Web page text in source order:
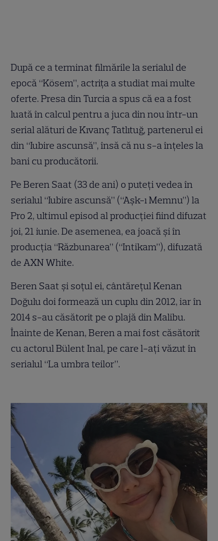
După ce a terminat filmările la serialul de
epocă “Kösem”, actriţa a studiat mai multe
oferte. Presa din Turcia a spus că ea a fost
luată în calcul pentru a juca din nou într-un
serial alături de Kıvanç Tatlıtuğ, partenerul ei
din “Iubire ascunsă”, însă că nu s-a înţeles la
bani cu producătorii.
Pe Beren Saat (33 de ani) o puteţi vedea în
serialul “Iubire ascunsă” (“Aşk-ı Memnu”) la
Pro 2, ultimul episod al producţiei fiind difuzat
joi, 21 iunie. De asemenea, ea joacă şi în
producţia “Răzbunarea” (“Intikam”), difuzată
de AXN White.
Beren Saat şi soţul ei, cântăreţul Kenan
Doğulu doi formează un cuplu din 2012, iar în
2014 s-au căsătorit pe o plajă din Malibu.
Înainte de Kenan, Beren a mai fost căsătorit
cu actorul Bülent Inal, pe care l-aţi văzut în
serialul “La umbra teilor”.